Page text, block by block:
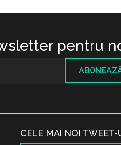
pentru
CELE MAI NOI TWEET-